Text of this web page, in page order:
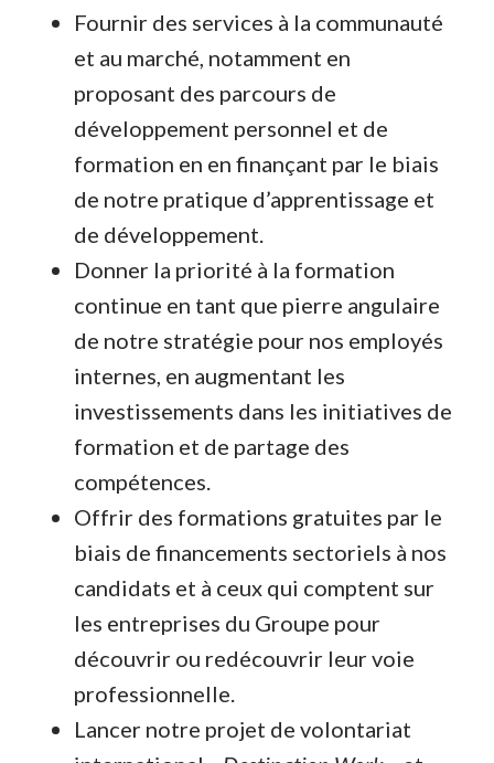
Fournir des services à la communauté
et au marché, notamment en
proposant des parcours de
développement personnel et de
formation en en finançant par le biais
de notre pratique d’apprentissage et
de développement.
Donner la priorité à la formation
continue en tant que pierre angulaire
de notre stratégie pour nos employés
internes, en augmentant les
investissements dans les initiatives de
formation et de partage des
compétences.
Offrir des formations gratuites par le
biais de financements sectoriels à nos
candidats et à ceux qui comptent sur
les entreprises du Groupe pour
découvrir ou redécouvrir leur voie
professionnelle.
Lancer notre projet de volontariat